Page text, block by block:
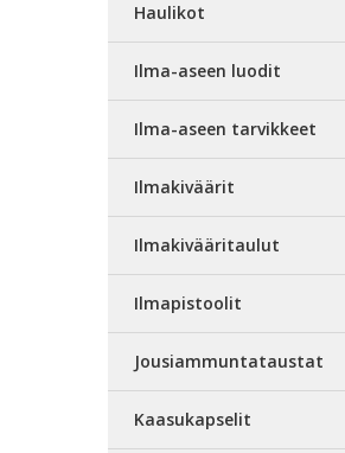
Haulikot
Ilma-aseen luodit
Ilma-aseen tarvikkeet
Ilmakiväärit
Ilmakivääritaulut
Ilmapistoolit
Jousiammuntataustat
Kaasukapselit